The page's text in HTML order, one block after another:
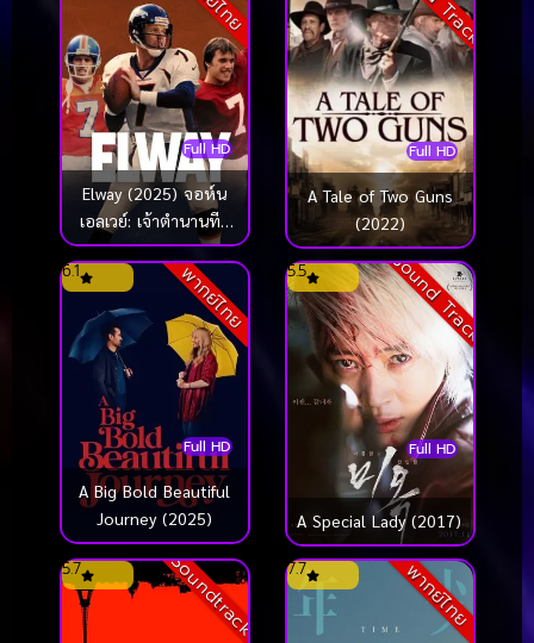
Full HD
Elway (2025) จอห์น
เอลเวย์: เจ้าตำนานทีม
เดนเวอร์ บรองโกส์
Full HD
A Tale of Two Guns
(2022)
พากย์ไทย
Full HD
6.1
A Big Bold Beautiful
Journey (2025)
Sound Track
Full HD
5.5
A Special Lady (2017)
Soundtrack
5.7 พากย์ไทย
7.7